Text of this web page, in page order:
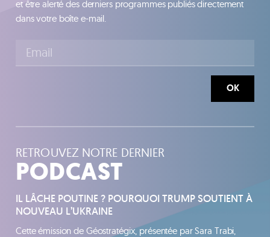
et être alerté des derniers programmes publiés directement
dans votre boîte e-mail.
OK
RETROUVEZ NOTRE DERNIER
PODCAST
IL LÂCHE POUTINE ? POURQUOI TRUMP SOUTIENT À
NOUVEAU L’UKRAINE
Cette émission de Géostratégix, présentée par Sara Trabi,